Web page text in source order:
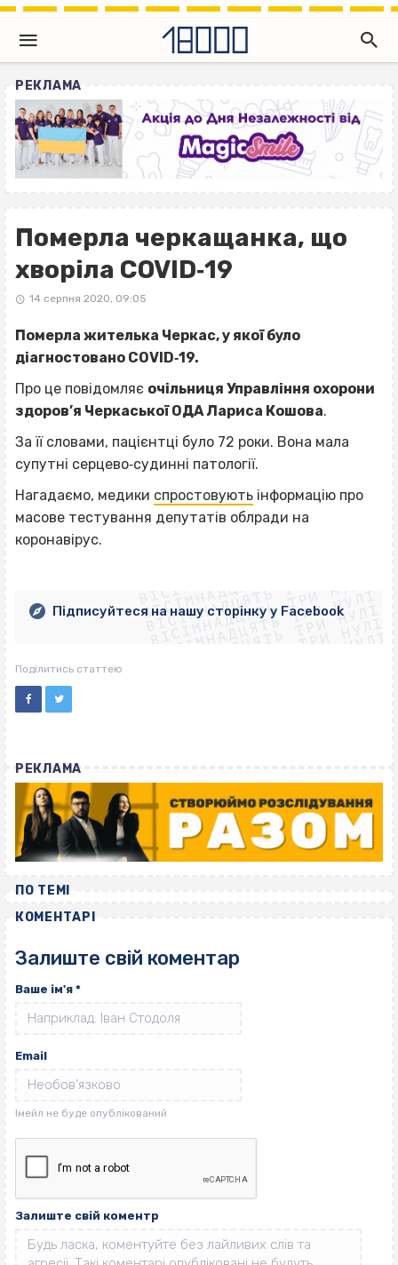
РЕКЛАМА
Померла черкащанка, що
хворіла COVID‐19
14 серпня 2020, 09:05
Померла жителька Черкас, у якої було
діагностовано COVID‐19.
Про це повідомляє очільниця Управління охорони
здоров’я Черкаської ОДА Лариса Кошова.
За її словами, пацієнтці було 72 роки. Вона мала
супутні серцево‐судинні патології.
Нагадаємо, медики спростовують інформацію про
масове тестування депутатів облради на
коронавірус.
ВІСІМНАДЦЯТЬ ТРИ НУЛІ
ВІСІМНАДЦЯТЬ ТРИ НУЛІ
ВІСІМНАДЦЯТЬ ТРИ НУЛІ
ВІСІМНАДЦЯТЬ ТРИ НУЛІ
ВІСІМНАДЦЯТЬ ТРИ НУЛІ
ВІСІМНАДЦЯТЬ ТРИ НУЛІ
ВІСІМНАДЦЯТЬ ТРИ НУЛІ
ВІСІМНАДЦЯТЬ ТРИ НУЛІ
Підписуйтеся на нашу сторінку у Facebook
Поділитись статтею
РЕКЛАМА
ПО ТЕМІ
КОМЕНТАРІ
Залиште свій коментар
Ваше ім'я *
Email
Залиште свій коментр